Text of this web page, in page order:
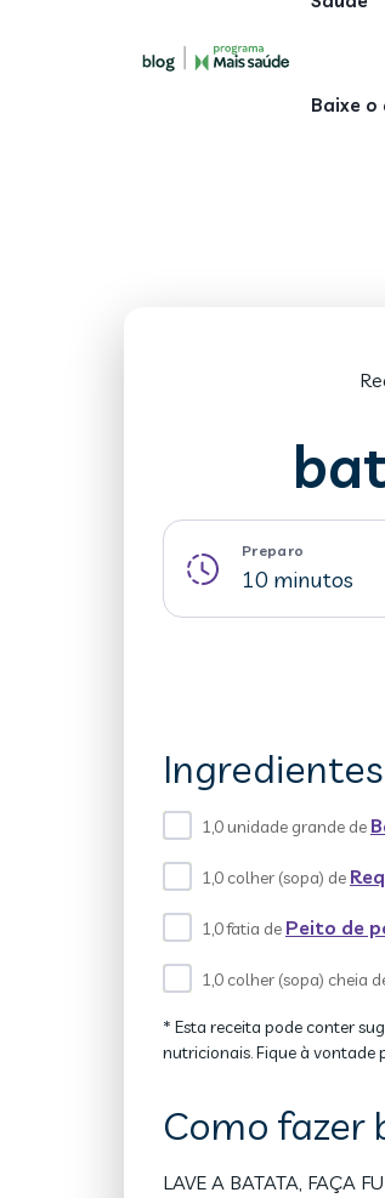
Baixe o
Preparo
10 minutos
1,0 unidade grande de
1,0 colher (sopa) de
1,0 fatia de Peito de
1,0 colher (sopa) cheia
* Esta receita pode conter
nutricionais. Fique à vontade
Como
LAVE A BATATA, FAÇA